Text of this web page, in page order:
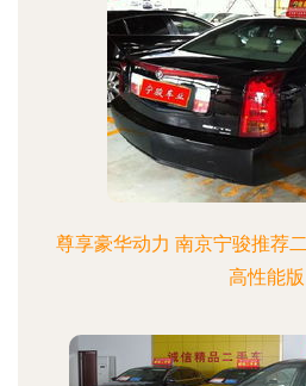
尊享豪华动力 南京宁骏推荐
高性能版